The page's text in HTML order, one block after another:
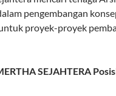
pengembangan
proyek-proyek
SEJAHTERA